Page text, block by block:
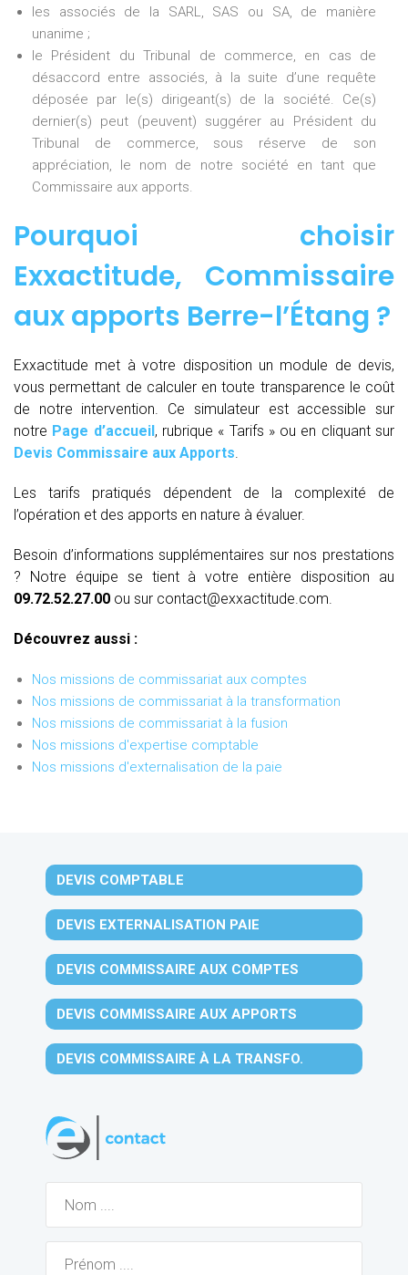
les associés de la SARL, SAS ou SA, de manière
unanime ;
le Président du Tribunal de commerce, en cas de
désaccord entre associés, à la suite d’une requête
déposée par le(s) dirigeant(s) de la société. Ce(s)
dernier(s) peut (peuvent) suggérer au Président du
Tribunal de commerce, sous réserve de son
appréciation, le nom de notre société en tant que
Commissaire aux apports.
Pourquoi choisir
Exxactitude, Commissaire
aux apports Berre-l’Étang ?
Exxactitude met à votre disposition un module de devis,
vous permettant de calculer en toute transparence le coût
de notre intervention. Ce simulateur est accessible sur
notre Page d’accueil, rubrique « Tarifs » ou en cliquant sur
Devis Commissaire aux Apports.
Les tarifs pratiqués dépendent de la complexité de
l’opération et des apports en nature à évaluer.
Besoin d’informations supplémentaires sur nos prestations
? Notre équipe se tient à votre entière disposition au
09.72.52.27.00 ou sur contact@exxactitude.com.
Découvrez aussi :
Nos missions de commissariat aux comptes
Nos missions de commissariat à la transformation
Nos missions de commissariat à la fusion
Nos missions d'expertise comptable
Nos missions d'externalisation de la paie
DEVIS COMPTABLE
DEVIS EXTERNALISATION PAIE
DEVIS COMMISSAIRE AUX COMPTES
DEVIS COMMISSAIRE AUX APPORTS
DEVIS COMMISSAIRE À LA TRANSFO.